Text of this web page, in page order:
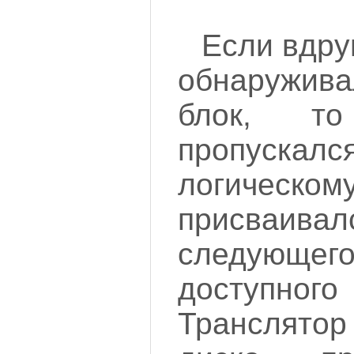
Если
блок,